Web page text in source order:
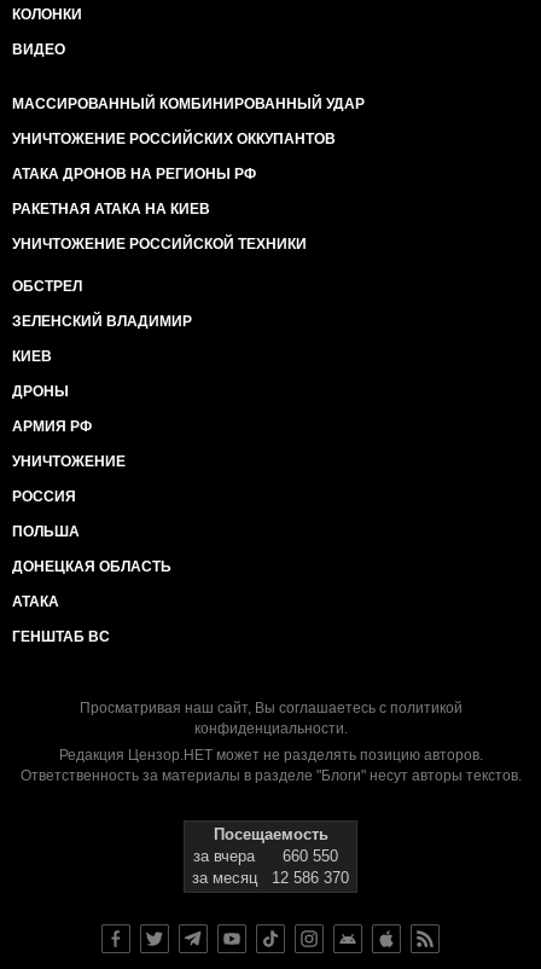
КОЛОНКИ
ВИДЕО
МАССИРОВАННЫЙ КОМБИНИРОВАННЫЙ УДАР
УНИЧТОЖЕНИЕ РОССИЙСКИХ ОККУПАНТОВ
АТАКА ДРОНОВ НА РЕГИОНЫ РФ
РАКЕТНАЯ АТАКА НА КИЕВ
УНИЧТОЖЕНИЕ РОССИЙСКОЙ ТЕХНИКИ
ОБСТРЕЛ
ЗЕЛЕНСКИЙ ВЛАДИМИР
КИЕВ
ДРОНЫ
АРМИЯ РФ
УНИЧТОЖЕНИЕ
РОССИЯ
ПОЛЬША
ДОНЕЦКАЯ ОБЛАСТЬ
АТАКА
ГЕНШТАБ ВС
Просматривая наш сайт, Вы соглашаетесь с политикой
конфиденциальности.
Редакция Цензор.НЕТ может не разделять позицию авторов.
Ответственность за материалы в разделе "Блоги" несут авторы текстов.
Посещаемость
за вчера
660 550
за месяц
12 586 370